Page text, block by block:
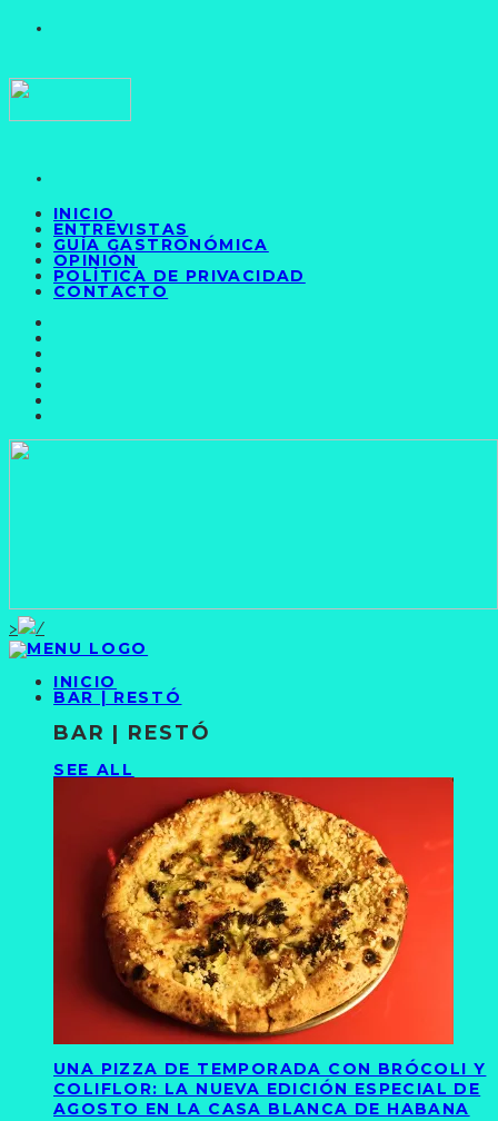
INICIO
ENTREVISTAS
GUÍA GASTRONÓMICA
OPINIÓN
POLÍTICA DE PRIVACIDAD
CONTACTO
>
INICIO
BAR | RESTÓ
BAR | RESTÓ
SEE ALL
UNA PIZZA DE TEMPORADA CON BRÓCOLI Y
COLIFLOR: LA NUEVA EDICIÓN ESPECIAL DE
AGOSTO EN LA CASA BLANCA DE HABANA